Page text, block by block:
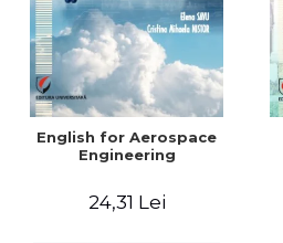
English for Aerospace
Engineering
24,31 Lei